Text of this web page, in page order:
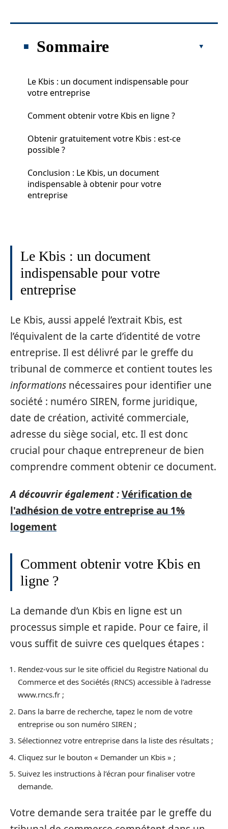
Sommaire
Le Kbis : un document indispensable pour
votre entreprise
Comment obtenir votre Kbis en ligne ?
Obtenir gratuitement votre Kbis : est-ce
possible ?
Conclusion : Le Kbis, un document
indispensable à obtenir pour votre
entreprise
Le Kbis : un document
indispensable pour votre
entreprise
Le Kbis, aussi appelé l’extrait Kbis, est
l’équivalent de la carte d’identité de votre
entreprise. Il est délivré par le greffe du
tribunal de commerce et contient toutes les
informations nécessaires pour identifier une
société : numéro SIREN, forme juridique,
date de création, activité commerciale,
adresse du siège social, etc. Il est donc
crucial pour chaque entrepreneur de bien
comprendre comment obtenir ce document.
A découvrir également :Vérification de
l'adhésion de votre entreprise au 1%
logement
Comment obtenir votre Kbis en
ligne ?
La demande d’un Kbis en ligne est un
processus simple et rapide. Pour ce faire, il
vous suffit de suivre ces quelques étapes :
Rendez-vous sur le site officiel du Registre National du
Commerce et des Sociétés (RNCS) accessible à l’adresse
www.rncs.fr ;
Dans la barre de recherche, tapez le nom de votre
entreprise ou son numéro SIREN ;
Sélectionnez votre entreprise dans la liste des résultats ;
Cliquez sur le bouton « Demander un Kbis » ;
Suivez les instructions à l’écran pour finaliser votre
demande.
Votre demande sera traitée par le greffe du